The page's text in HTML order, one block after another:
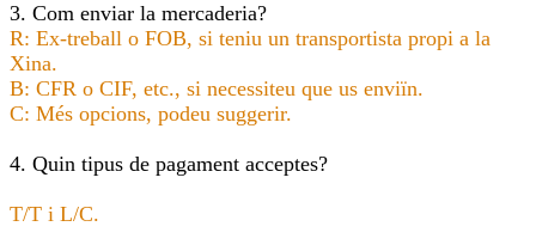
3. Com enviar la mercaderia?
R: Ex-treball o FOB, si teniu un transportista propi a la
Xina.
B: CFR o CIF, etc., si necessiteu que us enviïn.
C: Més opcions, podeu suggerir.
4. Quin tipus de pagament acceptes?
T/T i L/C.